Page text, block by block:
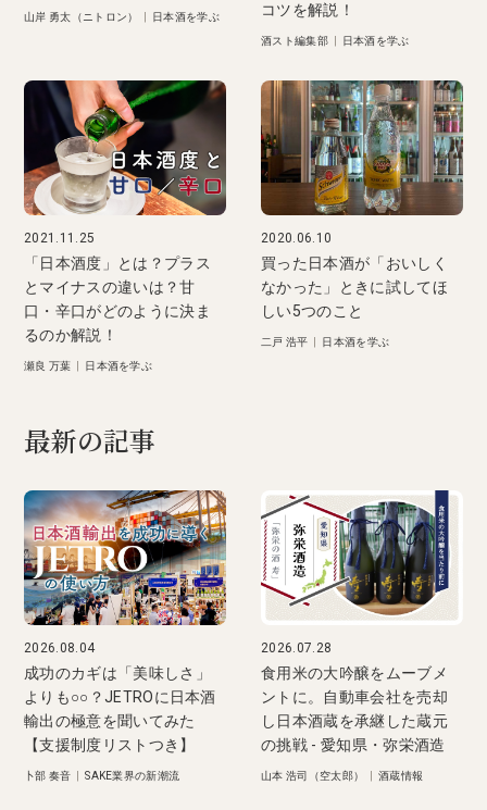
山岸 勇太（ニトロン） 日本酒を学ぶ
コツを解説！
酒スト編集部 日本酒を学ぶ
2021.11.25
「日本酒度」とは？プラス
とマイナスの違いは？甘
口・辛口がどのように決ま
るのか解説！
瀬良 万葉 日本酒を学ぶ
2020.06.10
買った日本酒が「おいしく
なかった」ときに試してほ
しい5つのこと
二戸 浩平 日本酒を学ぶ
最新の記事
2026.08.04
成功のカギは「美味しさ」
よりも○○？JETROに日本酒
輸出の極意を聞いてみた
【支援制度リストつき】
卜部 奏音 |SAKE業界の新潮流
2026.07.28
食用米の大吟醸をムーブメ
ントに。自動車会社を売却
し日本酒蔵を承継した蔵元
の挑戦 - 愛知県・弥栄酒造
山本 浩司（空太郎） 酒蔵情報